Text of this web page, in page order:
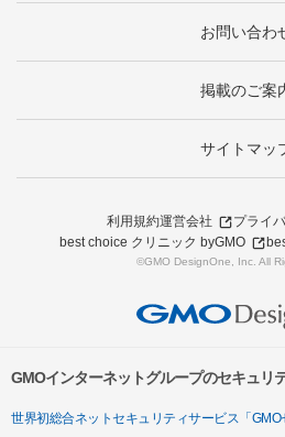
お問い合わ
掲載のご案
サイトマッ
利用規約運営会社
プライ
best choice クリニック byGMO
©GMO DesignOne, Inc. All
GMOインターネットグループのセキュリ
世界初総合ネットセキュリティサービス「GMO